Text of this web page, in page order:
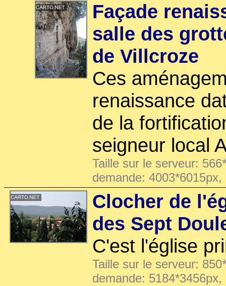
Façade
salle des
de Villcroze
Ces
renaissance
de la
seigneur local
Taille sur le serveur:
demande:
Clocher de
des Sept
C'est l'église
Taille sur le serveur:
demande: